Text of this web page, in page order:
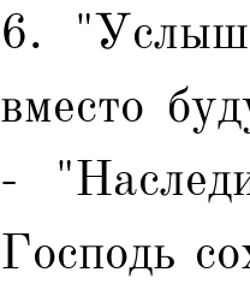
6.
вместо
-
Господь